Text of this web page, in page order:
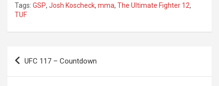
Tags: GSP, Josh Koscheck, mma, The Ultimate Fighter 12,
TUF
Nawigacja
UFC 117 – Countdown